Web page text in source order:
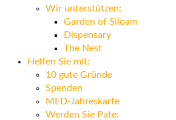
Wir unterstützen:
Garden of Siloam
Dispensary
The Nest
Helfen Sie mit:
10 gute Gründe
Spenden
MED-Jahreskarte
Werden Sie Pate: